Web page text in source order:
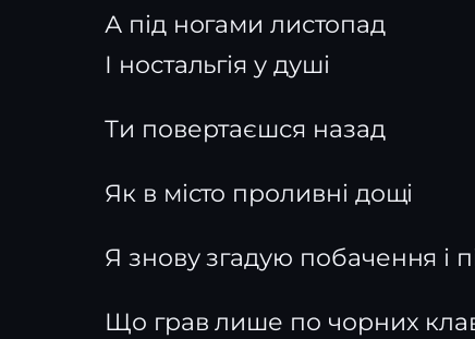
А під ногами листопад
І ностальгія у душі
Ти повертаєшся назад
Як в місто проливні дощі
Я знову згадую побачення і
Що грав лише по чорних